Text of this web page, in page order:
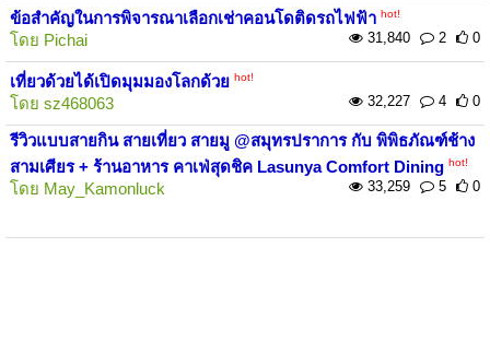
ข้อสำคัญในการพิจารณาเลือกเช่าคอนโดติดรถไฟฟ้า hot!
โดย Pichai 31,840 2 0
เที่ยวด้วยได้เปิดมุมมองโลกด้วย hot!
โดย sz468063 32,227 4 0
รีวิวแบบสายกิน สายเที่ยว สายมู @สมุทรปราการ กับ พิพิธภัณฑ์ช้าง
สามเศียร + ร้านอาหาร คาเฟ่สุดชิค Lasunya Comfort Dining hot!
โดย May_Kamonluck 33,259 5 0